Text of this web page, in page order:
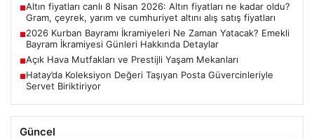
■Altın fiyatları canlı 8 Nisan 2026: Altın fiyatları ne kadar oldu?
Gram, çeyrek, yarım ve cumhuriyet altını alış satış fiyatları
■2026 Kurban Bayramı İkramiyeleri Ne Zaman Yatacak? Emekli
Bayram İkramiyesi Günleri Hakkında Detaylar
■Açık Hava Mutfakları ve Prestijli Yaşam Mekanları
■Hatay’da Koleksiyon Değeri Taşıyan Posta Güvercinleriyle
Servet Biriktiriyor
Güncel